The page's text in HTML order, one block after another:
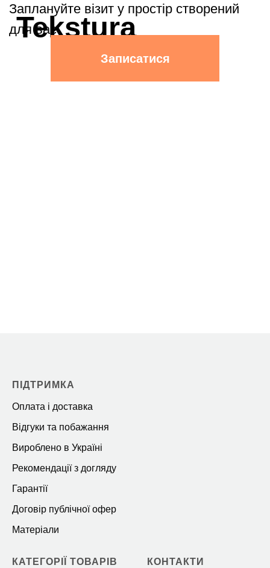
ПІДТРИМКА
Оплата і доставка
Відгуки та побажання
Вироблено в Україні
Рекомендації з догляду
Гарантії
Договір публічної офер
Матеріали
КАТЕГОРІЇ ТОВАРІВ КОНТАКТИ